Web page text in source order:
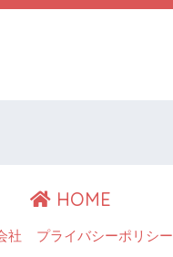
HOME
社 プライバシーポリシー